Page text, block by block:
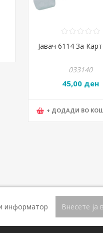
Јавач 6114 За
033140
45,00 ден
+ ДОДАДИ ВО
информатор